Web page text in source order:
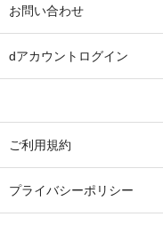
お問い合わせ
dアカウントログイン
ご利用規約
プライバシーポリシー